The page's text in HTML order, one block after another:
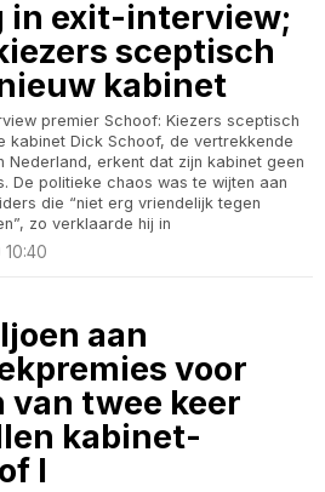
in exit-interview;
sceptisch
kabinet
premier Schoof: Kiezers sceptisch
kabinet Dick Schoof, de vertrekkende
Nederland, erkent dat zijn kabinet geen
De politieke chaos was te wijten aan
die “niet erg vriendelijk tegen
zo verklaarde hij in
aan
voor
van twee keer
kabinet-
I